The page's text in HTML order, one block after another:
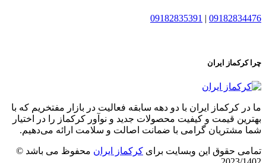
09182834476
|
09182835391
چرا کرکماز ایران
ما در کرکماز ایران با دو دهه سابقه فعالیت در بازار مفتخریم که با
بهترین قیمت و کیفیت محصولات جدید و نوآور کرکماز را در اختیار
شما مشتریان گرامی با ضمانت اصالت و سلامت ارائه می‌دهیم.
تمامی حقوق این وبسایت برای کرکماز ایران محفوظ می باشد ©